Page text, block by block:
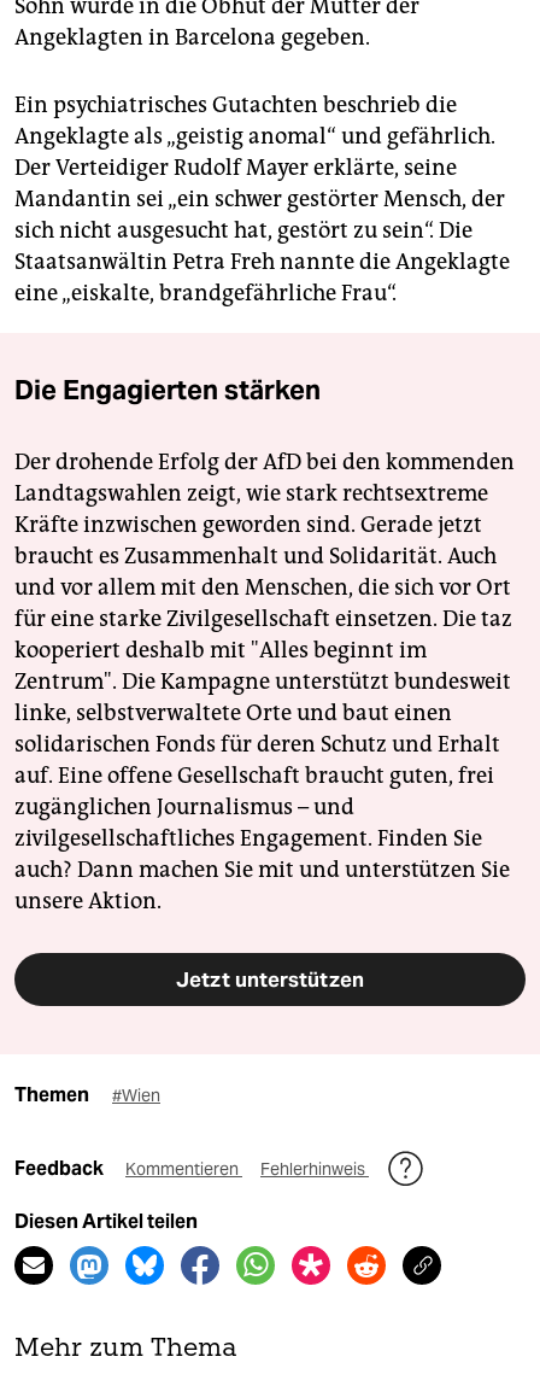
Sohn wurde in die Obhut der Mutter der
Angeklagten in Barcelona gegeben.
Ein psychiatrisches Gutachten beschrieb die
Angeklagte als „geistig anomal“ und gefährlich.
Der Verteidiger Rudolf Mayer erklärte, seine
Mandantin sei „ein schwer gestörter Mensch, der
sich nicht ausgesucht hat, gestört zu sein“. Die
Staatsanwältin Petra Freh nannte die Angeklagte
eine „eiskalte, brandgefährliche Frau“.
Die Engagierten stärken
Der drohende Erfolg der AfD bei den kommenden
Landtagswahlen zeigt, wie stark rechtsextreme
Kräfte inzwischen geworden sind. Gerade jetzt
braucht es Zusammenhalt und Solidarität. Auch
und vor allem mit den Menschen, die sich vor Ort
für eine starke Zivilgesellschaft einsetzen. Die taz
kooperiert deshalb mit "Alles beginnt im
Zentrum". Die Kampagne unterstützt bundesweit
linke, selbstverwaltete Orte und baut einen
solidarischen Fonds für deren Schutz und Erhalt
auf. Eine offene Gesellschaft braucht guten, frei
zugänglichen Journalismus – und
zivilgesellschaftliches Engagement. Finden Sie
auch? Dann machen Sie mit und unterstützen Sie
unsere Aktion.
Jetzt unterstützen
Themen #Wien
Feedback Kommentieren Fehlerhinweis
Diesen Artikel teilen
Mehr zum Thema